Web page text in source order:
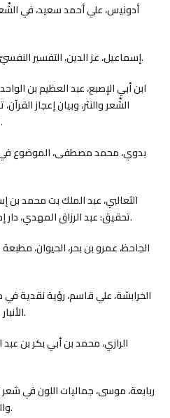
إسماعيل، عز الدين، التفسير النفسيّ للأدب، دار العودة، بيروت، 1963م.
ابن أبي الإصبع، عبد العظيم بن
الشّعر والنثر، وبيان إعجاز
الثقافة الدينية، القاهرة، 1963م.
الثعالبي، عبد الملك بت محمد بن
تحقيق: عبد الرزاق المهدي، دار إحياء التراث العربي، بيروت، 2002م.
الجاحظ، عمرو بن بحر، الحيوان،
الخرابشة، علي قاسم، رؤية نقدية
الأنبار للغات والآداب، بيروت، ع9، 2013م.
الرازي، محمد بن أبي بكر بن عبد
ربابعة، موسى، جماليات اللون في
والدراسات، الأردن، مج2، ع2، 1998م.